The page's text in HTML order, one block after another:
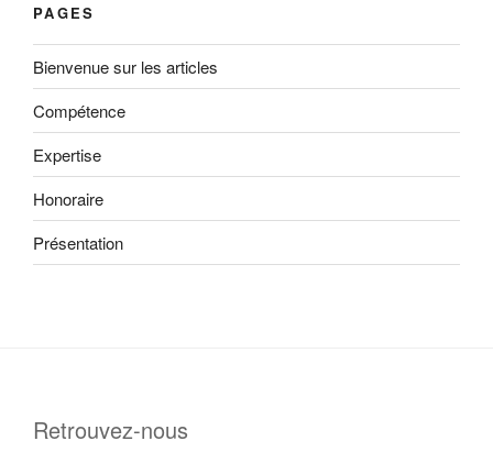
PAGES
Bienvenue sur les articles
Compétence
Expertise
Honoraire
Présentation
Retrouvez-nous